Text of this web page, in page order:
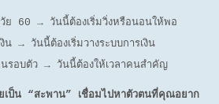
ย 60 → วันนี้ต้องเริ่มวิ่งหรือนอนให้พอ
งิน → วันนี้ต้องเริ่มวางระบบการเงิน
นรอบตัว → วันนี้ต้องให้เวลาคนสำคัญ
เป็น “สะพาน” เชื่อมไปหาตัวตนที่คุณอยาก